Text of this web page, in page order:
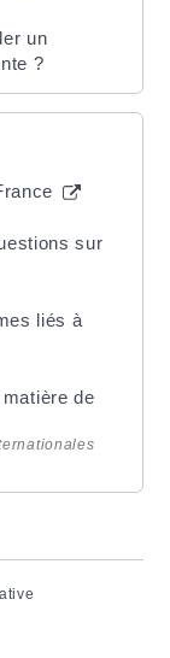
un
?
sur
liés à
de